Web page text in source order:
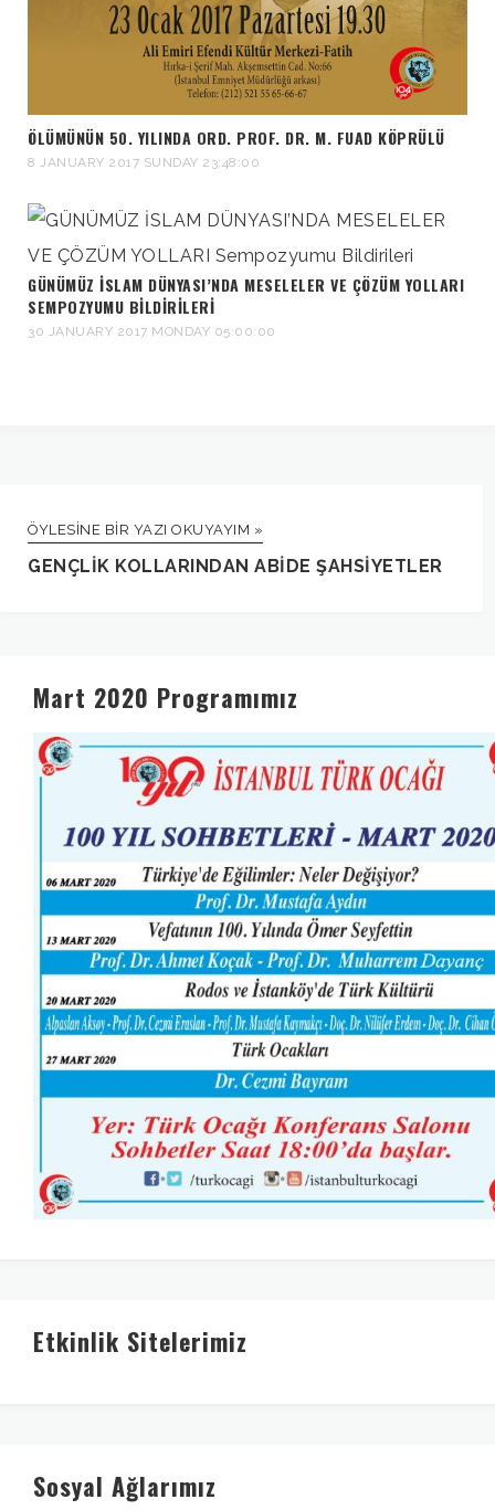
ÖLÜMÜNÜN 50. YILINDA ORD. PROF. DR. M. FUAD KÖPRÜLÜ
8 JANUARY 2017 SUNDAY 23:48:00
GÜNÜMÜZ İSLAM DÜNYASI’NDA MESELELER VE ÇÖZÜM YOLLARI
SEMPOZYUMU BILDIRILERI
30 JANUARY 2017 MONDAY 05:00:00
ÖYLESINE BIR YAZI OKUYAYIM »
GENÇLIK KOLLARINDAN ABIDE ŞAHSIYETLER
Mart 2020 Programımız
Etkinlik Sitelerimiz
Sosyal Ağlarımız